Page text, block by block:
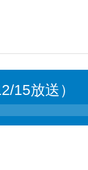
15放送）